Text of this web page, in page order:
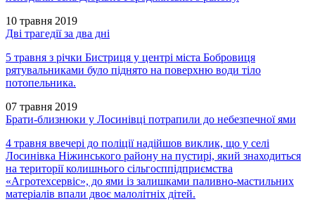
10 травня 2019
Дві трагедії за два дні
5 травня з річки Бистриця у центрі міста Бобровиця
рятувальниками було піднято на поверхню води тіло
потопельника.
07 травня 2019
Брати-близнюки у Лосинівці потрапили до небезпечної ями
4 травня ввечері до поліції надійшов виклик, що у селі
Лосинівка Ніжинського району на пустирі, який знаходиться
на території колишнього сільгосппідприємства
«Агротехсервіс», до ями із залишками паливно-мастильних
матеріалів впали двоє малолітніх дітей.